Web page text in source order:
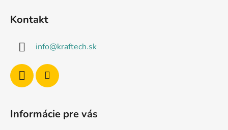
Kontakt
info@kraftech.sk
Informácie pre vás